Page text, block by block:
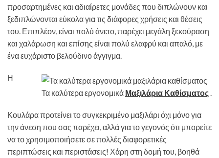
προσαρτημένες και αδιαίρετες μονάδες που διπλώνουν και
ξεδιπλώνονται εύκολα για τις διάφορες χρήσεις και θέσεις
του. Επιπλέον, είναι πολύ άνετο, παρέχει μεγάλη ξεκούραση
και χαλάρωση και επίσης είναι πολύ ελαφρύ και απαλό, με
ένα ευχάριστο βελούδινο άγγιγμα.
Τα καλύτερα εργονομικά Μαξιλάρια Καθίσματος
Η
Κουλάρα προτείνει το συγκεκριμένο μαξιλάρι όχι μόνο για
την άνεση που σας παρέχει, αλλά για το γεγονός ότι μπορείτε
να το χρησιμοποιήσετε σε πολλές διαφορετικές
περιπτώσεις και περιστάσεις! Χάρη στη δομή του, βοηθά